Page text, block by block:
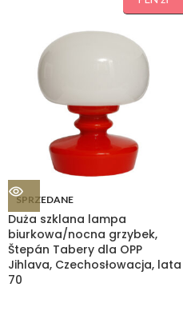
SPRZEDANE
Duża szklana lampa
biurkowa/nocna grzybek,
Štepán Tabery dla OPP
Jihlava, Czechosłowacja, lata
70